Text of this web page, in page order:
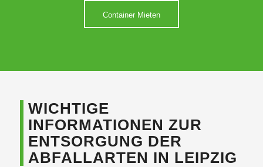
Container Mieten
WICHTIGE
INFORMATIONEN ZUR
ENTSORGUNG DER
ABFALLARTEN IN LEIPZIG